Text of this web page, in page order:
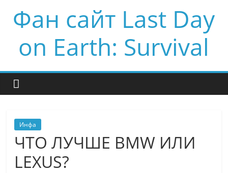
Фан сайт Last Day
on Earth: Survival
Инфа
ЧТО ЛУЧШЕ BMW ИЛИ
LEXUS?